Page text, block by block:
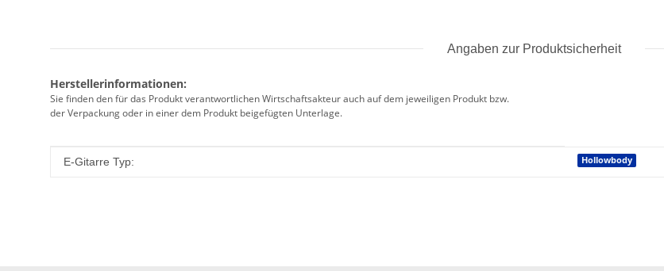
Angaben zur Produktsicherheit
Herstellerinformationen:
Sie finden den für das Produkt verantwortlichen Wirtschaftsakteur auch auf dem jeweiligen Produkt bzw.
der Verpackung oder in einer dem Produkt beigefügten Unterlage.
Produkteigenschaft
Wert
E-Gitarre Typ: Hollowbody